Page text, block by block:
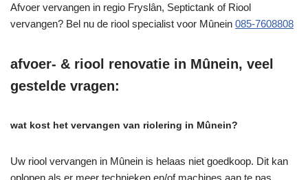
Afvoer vervangen in regio Fryslân, Septictank of Riool
vervangen? Bel nu de riool specialist voor Mûnein 085-7608808
afvoer- & riool renovatie in Mûnein, veel
gestelde vragen:
wat kost het vervangen van riolering in Mûnein?
Uw riool vervangen in Mûnein is helaas niet goedkoop. Dit kan
oplopen als er meer technieken en/of machines aan te pas